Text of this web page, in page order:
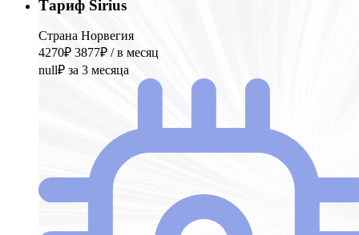
Тариф Sirius
Страна Норвегия
4270₽ 3877₽ / в месяц
null₽ за 3 месяца